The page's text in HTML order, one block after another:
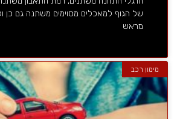
של הגוף למאכלים מסוימים משתנה גם כן
מראש
מימון רכב